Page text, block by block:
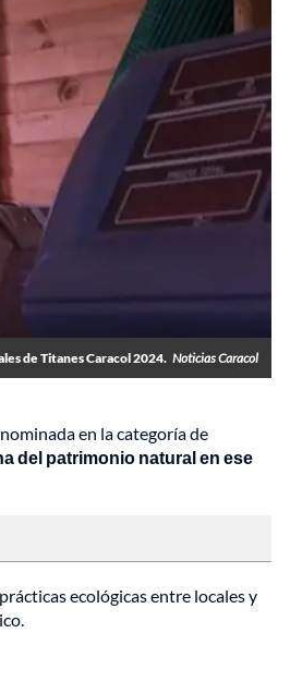
de Titanes Caracol 2024. Noticias Caracol
en la categoría de
del patrimonio natural en ese
ecológicas entre locales y